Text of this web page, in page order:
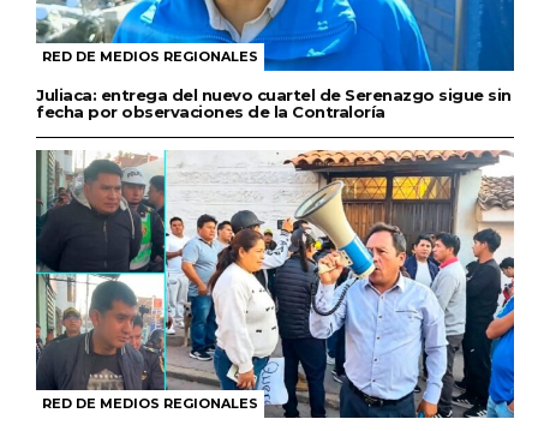
RED DE MEDIOS REGIONALES
Juliaca: entrega del nuevo cuartel de Serenazgo sigue sin
fecha por observaciones de la Contraloría
RED DE MEDIOS REGIONALES